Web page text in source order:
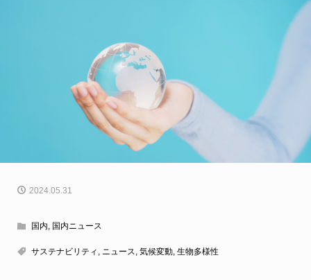
2024.05.31
国内, 国内ニュース
サステナビリティ , ニュース, 気候変動, 生物多様性